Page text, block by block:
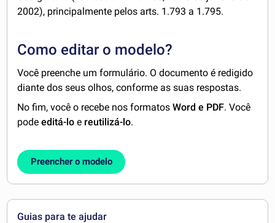
2002), principalmente pelos arts. 1.793 a 1.795.
Como editar o modelo?
Você preenche um formulário. O documento é redigido
diante dos seus olhos, conforme as suas respostas.
No fim, você o recebe nos formatosWord e PDF. Você
podeeditá-lo e reutilizá-lo.
Preencher o modelo
Guias para te ajudar